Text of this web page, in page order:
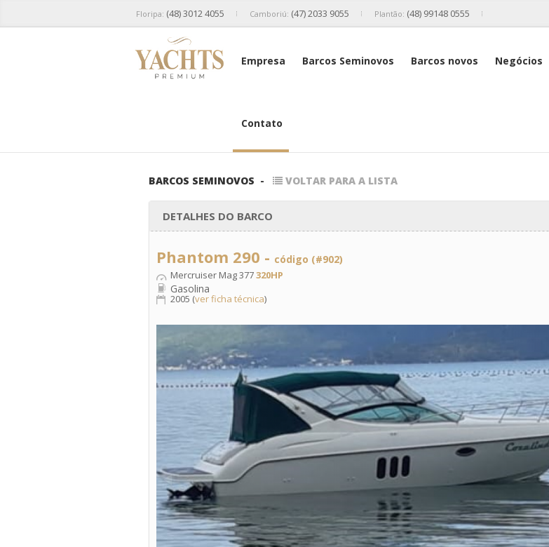
Floripa: (48) 3012 4055 Camboriú: (47) 2033 9055 Plantão: (48) 99148 0555
Empresa Barcos Seminovos Barcos novos Negócios
Contato
BARCOS SEMINOVOS - VOLTAR PARA A LISTA
DETALHES DO BARCO
Phantom 290 - código (#902)
Mercruiser Mag 377320HP
Gasolina
2005 (ver ficha técnica)